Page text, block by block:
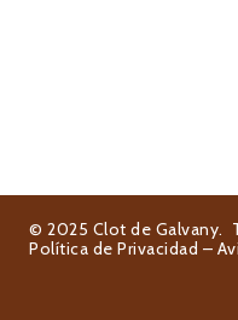
© 2025 Clot de Galvany.
Política de Privacidad –